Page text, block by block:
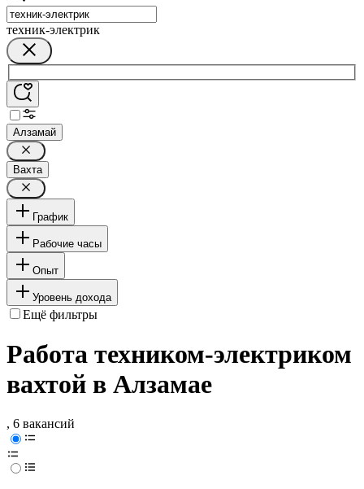
техник-электрик
Алзамай
Вахта
График
Рабочие часы
Опыт
Уровень дохода
Ещё фильтры
Работа техником-электриком
вахтой в Алзамае
, 6 вакансий